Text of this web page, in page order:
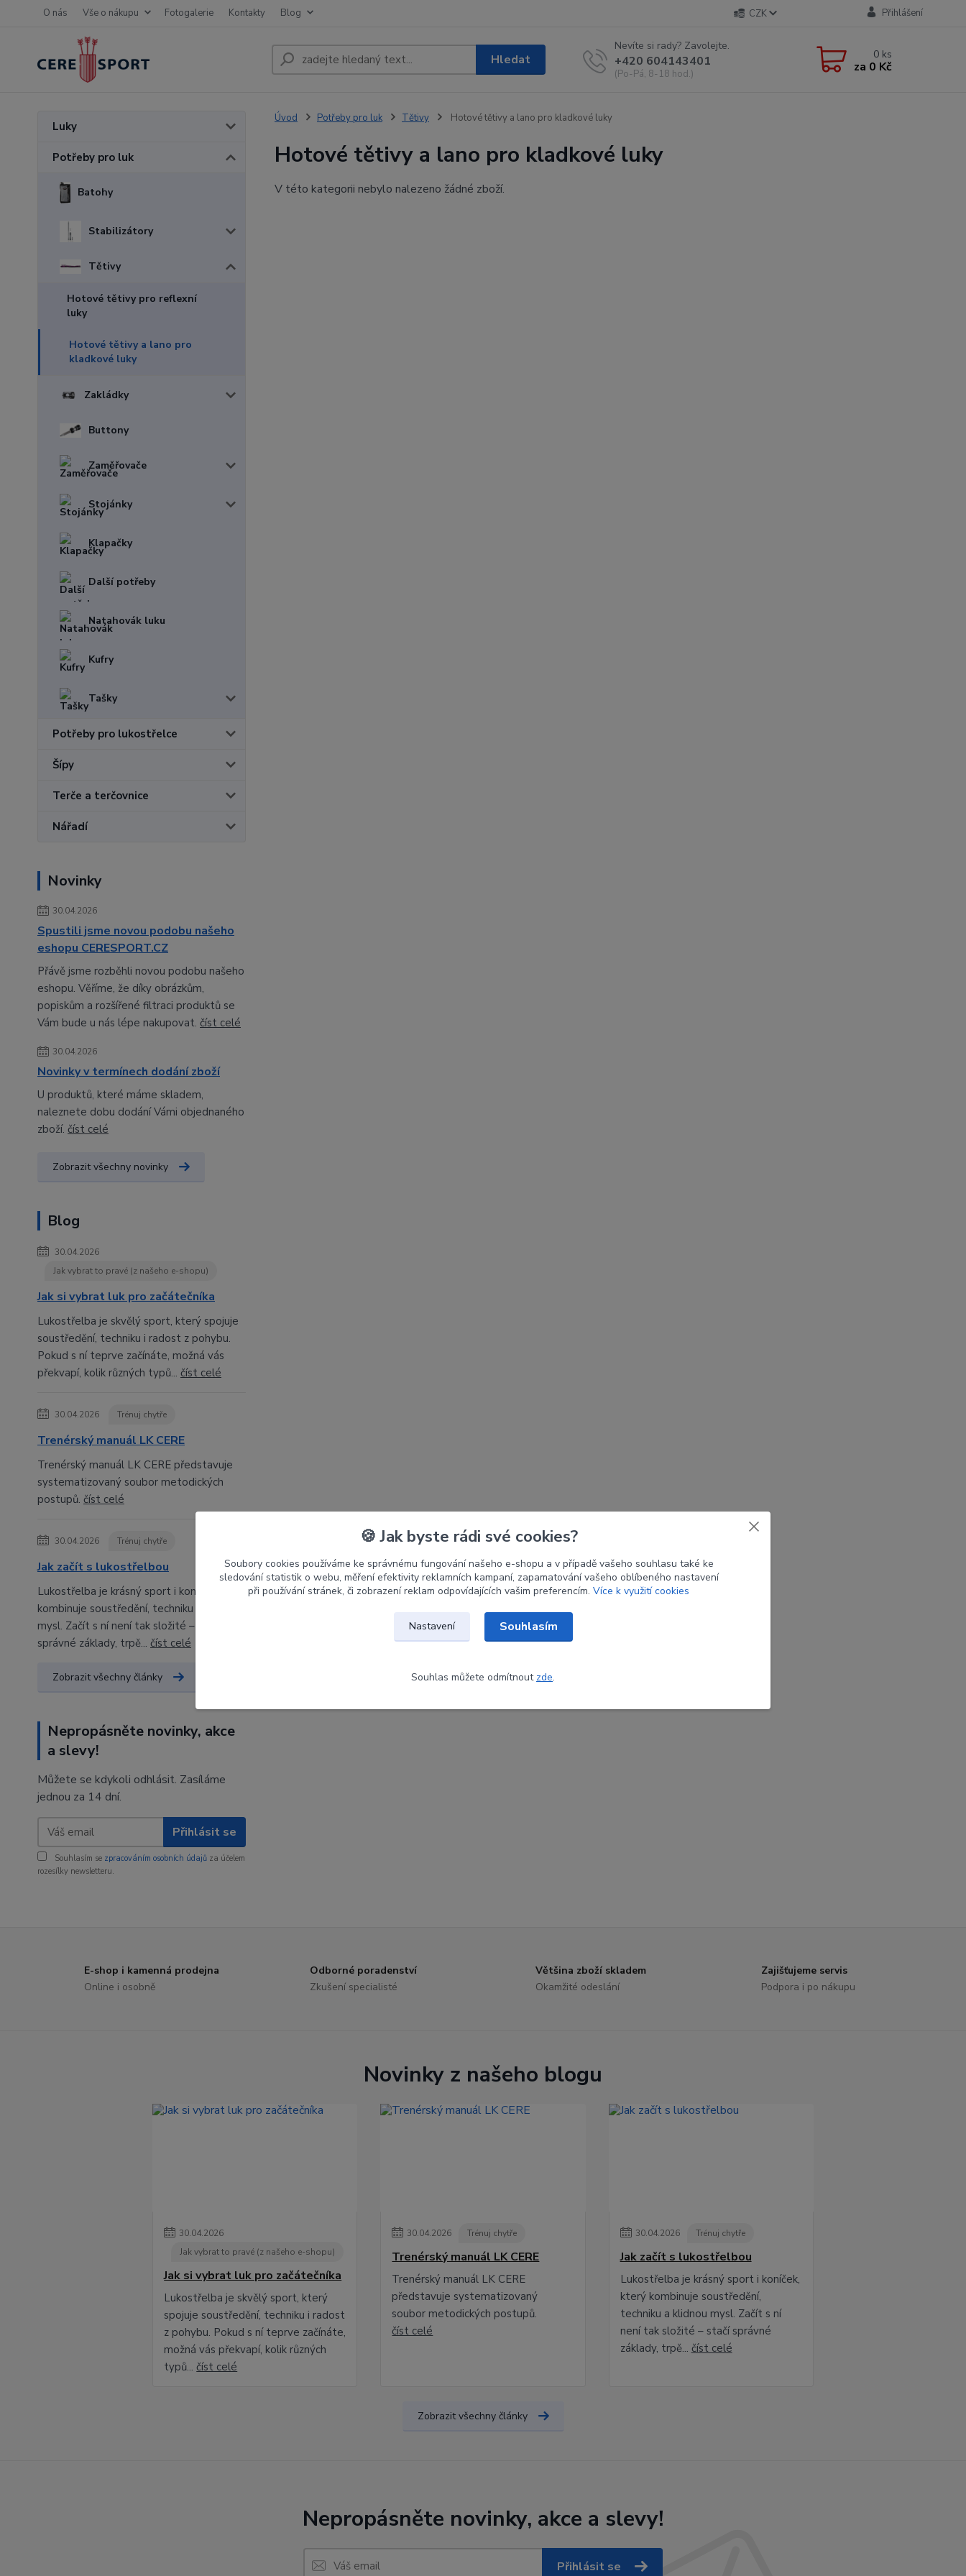
O nás Vše o nákupu Fotogalerie Kontakty Blog CZK Přihlášení
Hledat
Nevíte si rady? Zavolejte.
+420 604143401
(Po-Pá, 8-18 hod.)
0 ks
za 0 Kč
Luky
Potřeby pro luk
Batohy
Stabilizátory
Tětivy
Hotové tětivy pro reflexní
luky
Hotové tětivy a lano pro
kladkové luky
Zakládky
Buttony
Zaměřovače
Stojánky
Klapačky
Další potřeby
Natahovák luku
Kufry
Tašky
Potřeby pro lukostřelce
Šípy
Terče a terčovnice
Nářadí
Novinky
30.04.2026
Spustili jsme novou podobu našeho
eshopu CERESPORT.CZ
Přávě jsme rozběhli novou podobu našeho
eshopu. Věříme, že díky obrázkům,
popiskům a rozšířené filtraci produktů se
Vám bude u nás lépe nakupovat. číst celé
30.04.2026
Novinky v termínech dodání zboží
U produktů, které máme skladem,
naleznete dobu dodání Vámi objednaného
zboží. číst celé
Zobrazit všechny novinky
Blog
30.04.2026
Jak vybrat to pravé (z našeho e-shopu)
Jak si vybrat luk pro začátečníka
Lukostřelba je skvělý sport, který spojuje
soustředění, techniku i radost z pohybu.
Pokud s ní teprve začínáte, možná vás
překvapí, kolik různých typů... číst celé
30.04.2026 Trénuj chytře
Trenérský manuál LK CERE
Trenérský manuál LK CERE představuje
systematizovaný soubor metodických
postupů. číst celé
30.04.2026 Trénuj chytře
Jak začít s lukostřelbou
Lukostřelba je krásný sport i koníček, který
kombinuje soustředění, techniku a klidnou
mysl. Začít s ní není tak složité – stačí
správné základy, trpě... číst celé
Zobrazit všechny články
Nepropásněte novinky, akce
a slevy!
Můžete se kdykoli odhlásit. Zasíláme
jednou za 14 dní.
Přihlásit se
Souhlasím se zpracováním osobních údajů za účelem
rozesílky newsletteru.
Úvod Potřeby pro luk Tětivy Hotové tětivy a lano pro kladkové luky
Hotové tětivy a lano pro kladkové luky
V této kategorii nebylo nalezeno žádné zboží.
E-shop i kamenná prodejna
Online i osobně
Odborné poradenství
Zkušení specialisté
Většina zboží skladem
Okamžité odeslání
Zajišťujeme servis
Podpora i po nákupu
Novinky z našeho blogu
30.04.2026
Jak vybrat to pravé (z našeho e-shopu)
Jak si vybrat luk pro začátečníka
Lukostřelba je skvělý sport, který
spojuje soustředění, techniku i radost
z pohybu. Pokud s ní teprve začínáte,
možná vás překvapí, kolik různých
typů...číst celé
30.04.2026 Trénuj chytře
Trenérský manuál LK CERE
Trenérský manuál LK CERE
představuje systematizovaný
soubor metodických postupů.
číst celé
30.04.2026 Trénuj chytře
Jak začít s lukostřelbou
Lukostřelba je krásný sport i koníček,
který kombinuje soustředění,
techniku a klidnou mysl. Začít s ní
není tak složité – stačí správné
základy, trpě... číst celé
Zobrazit všechny články
Nepropásněte novinky, akce a slevy!
Přihlásit se
🍪 Jak byste rádi své cookies?
Soubory cookies používáme ke správnému fungování našeho e-shopu a v případě vašeho souhlasu také ke
sledování statistik o webu, měření efektivity reklamních kampaní, zapamatování vašeho oblíbeného nastavení
při používání stránek, či zobrazení reklam odpovídajících vašim preferencím. Více k využití cookies
Nastavení Souhlasím
Souhlas můžete odmítnout zde.